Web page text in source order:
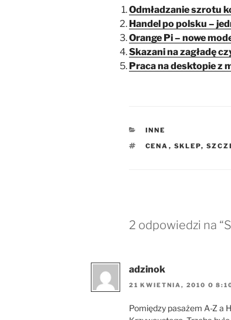
Odmładzanie szrotu
Handel po polsku –
Orange Pi – nowe
Skazani na zagładę
Praca na desktopie z
KATEGORIE
INNE
TAGI
CENA , SKLEP,
2 odpowiedzi na
adzinok
21 KWIETNIA, 2010 O
Pomiędzy pasażem A-Z a